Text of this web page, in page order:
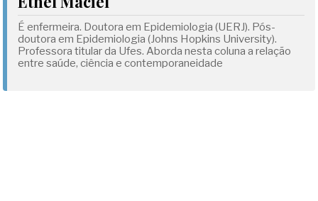
É enfermeira. Doutora em Epidemiologia (UERJ). Pós-
doutora em Epidemiologia (Johns Hopkins University).
Professora titular da Ufes. Aborda nesta coluna a relação
entre saúde, ciência e contemporaneidade